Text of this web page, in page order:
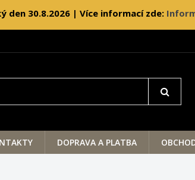
den 30.8.2026 | Více informací zde:
DOPRAVA A PLATBA